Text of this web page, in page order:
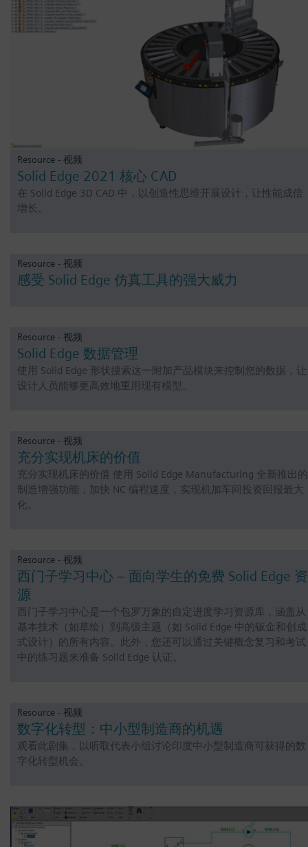
Resource - 视频
Solid Edge 2021 核心 CAD
在 Solid Edge 3D CAD 中，以创造性思维开展设计，让性能成倍
增长。
Resource - 视频
感受 Solid Edge 仿真工具的强大威力
Resource - 视频
Solid Edge 数据管理
使用 Solid Edge 形状搜索这一附加产品模块来控制您的数据，让
设计人员能够更高效地重用现有模型。
Resource - 视频
充分实现机床的价值
充分实现机床的价值 使用 Solid Edge Manufacturing 全新推出的
制造增强功能，加快 NC 编程速度，实现机加车间投资回报最大
化。
Resource - 视频
西门子学习中心 – 面向学生的免费 Solid Edge 资
源
西门子学习中心是一个包罗万象的自定进度学习资源库，涵盖从
基本技术（如草绘）到高级主题（如 Solid Edge 中的钣金和创成
式设计）的所有内容。此外，您还可以通过关键概念复习和考试
中的练习题来准备 Solid Edge 认证。
Resource - 视频
数字化转型：中小型制造商的机遇
观看此剧集，以听取代表小组讨论印度中小型制造商可获得的数
字化转型机会。